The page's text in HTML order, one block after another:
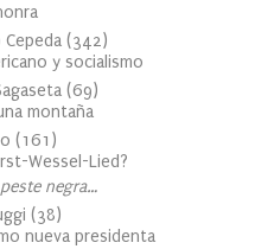
Cepeda (342)
y socialismo
(69)
montaña
(161 )
Wessel-Lied?
negra…
(38)
nueva presidenta